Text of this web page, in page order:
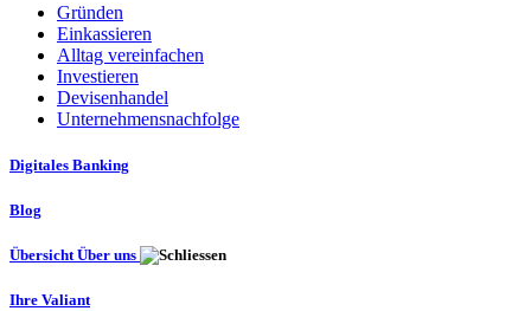
Gründen
Einkassieren
Alltag vereinfachen
Investieren
Devisenhandel
Unternehmensnachfolge
Digitales Banking
Blog
Übersicht Über uns
Ihre Valiant